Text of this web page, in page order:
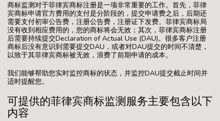
商标监测对于菲律宾商标注册是一项非常重要的工作。首先，菲律
宾商标申请官方费用的支付是分阶段的，提交申请费之后，后期还
需要支付初审公告费，注册公告费，注册证下发费。菲律宾商标局
没有收到相应费用的，您的商标将会无效；其次，菲律宾商标注册
后需要持续提交Declaration of Actual Use (DAU)。很多客户注册
商标后没有意识到需要提交DAU，或者对DAU提交的时间不清楚，
以致于其菲律宾商标被无效，浪费了前期申请的成本。
我们能够帮助您实时监控商标的状态，并监控DAU提交截止时间并
适时提醒您。
可提供的菲律宾商标监测服务主要包含以下
内容